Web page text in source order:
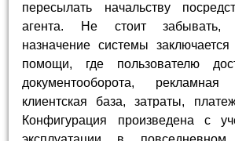
пересылать начальству
агента. Не стоит забывать,
назначение системы
помощи, где пользователю
документооборота, рекламная
клиентская база, затраты,
Конфигурация произведена с